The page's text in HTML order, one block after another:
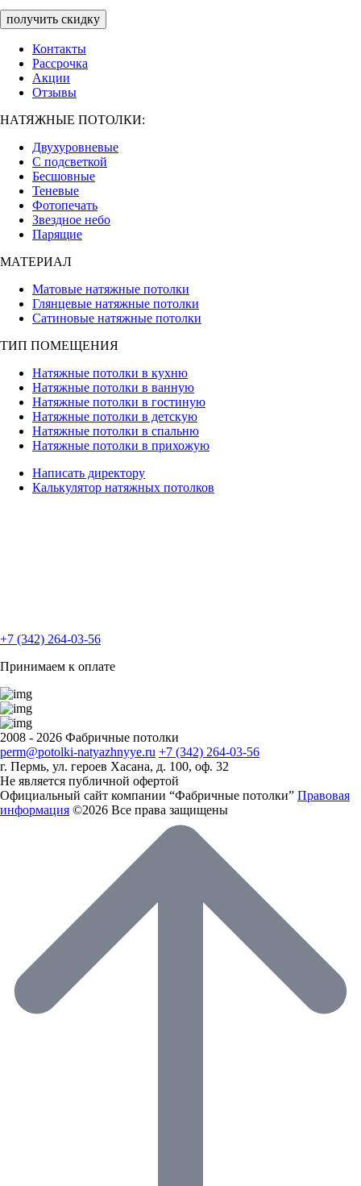
получить скидку
Контакты
Рассрочка
Акции
Отзывы
НАТЯЖНЫЕ ПОТОЛКИ:
Двухуровневые
С подсветкой
Бесшовные
Теневые
Фотопечать
Звездное небо
Парящие
МАТЕРИАЛ
Матовые натяжные потолки
Глянцевые натяжные потолки
Сатиновые натяжные потолки
ТИП ПОМЕЩЕНИЯ
Натяжные потолки в кухню
Натяжные потолки в ванную
Натяжные потолки в гостиную
Натяжные потолки в детскую
Натяжные потолки в спальню
Натяжные потолки в прихожую
Написать директору
Калькулятор натяжных потолков
+7 (342) 264-03-56
Принимаем к оплате
2008 - 2026 Фабричные потолки
perm@potolki-natyazhnyye.ru +7 (342) 264-03-56
г. Пермь, ул. героев Хасана, д. 100, оф. 32
Не является публичной офертой
Официальный сайт компании “Фабричные потолки” Правовая
информация ©2026 Все права защищены